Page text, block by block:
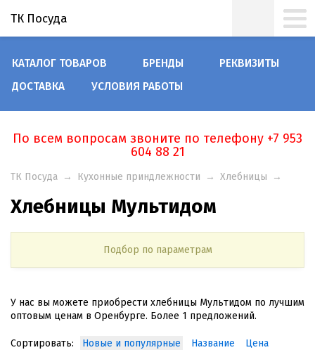
ТК Посуда
КАТАЛОГ ТОВАРОВ БРЕНДЫ
РЕКВИЗИТЫ
ДОСТАВКА
УСЛОВИЯ РАБОТЫ
По всем вопросам звоните по телефону +7 953
604 88 21
ТК Посуда → Кухонные приндлежности → Хлебницы →
Хлебницы Мультидом
Подбор по параметрам
У нас вы можете приобрести хлебницы Мультидом по лучшим
оптовым ценам в Оренбурге. Более 1 предложений.
Сортировать: Новые и популярные Название
Цена